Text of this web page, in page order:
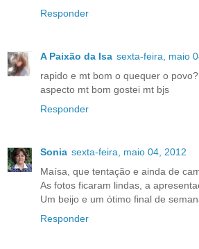
Responder
A Paixão da Isa sexta-feira, maio
rapido e mt bom o quequer o
aspecto mt bom gostei mt bjs
Responder
Sonia sexta-feira, maio 04, 2012
Maísa, que tentação e ainda de
As fotos ficaram lindas, a
Um beijo e um ótimo final de
Responder